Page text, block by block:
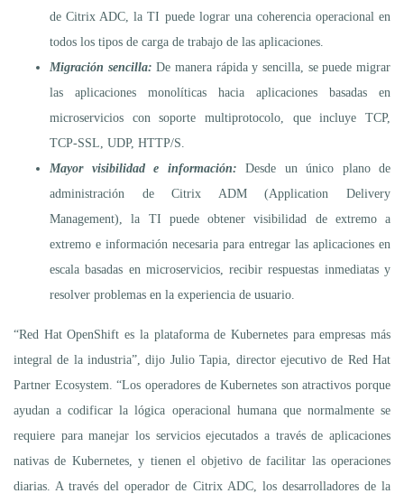
de Citrix ADC, la TI puede lograr una coherencia operacional en
todos los tipos de carga de trabajo de las aplicaciones.
Migración sencilla: De manera rápida y sencilla, se puede migrar
las aplicaciones monolíticas hacia aplicaciones basadas en
microservicios con soporte multiprotocolo, que incluye TCP,
TCP-SSL, UDP, HTTP/S.
Mayor visibilidad e información: Desde un único plano de
administración de Citrix ADM (Application Delivery
Management), la TI puede obtener visibilidad de extremo a
extremo e información necesaria para entregar las aplicaciones en
escala basadas en microservicios, recibir respuestas inmediatas y
resolver problemas en la experiencia de usuario.
“Red Hat OpenShift es la plataforma de Kubernetes para empresas más
integral de la industria”, dijo Julio Tapia, director ejecutivo de Red Hat
Partner Ecosystem. “Los operadores de Kubernetes son atractivos porque
ayudan a codificar la lógica operacional humana que normalmente se
requiere para manejar los servicios ejecutados a través de aplicaciones
nativas de Kubernetes, y tienen el objetivo de facilitar las operaciones
diarias. A través del operador de Citrix ADC, los desarrolladores de la